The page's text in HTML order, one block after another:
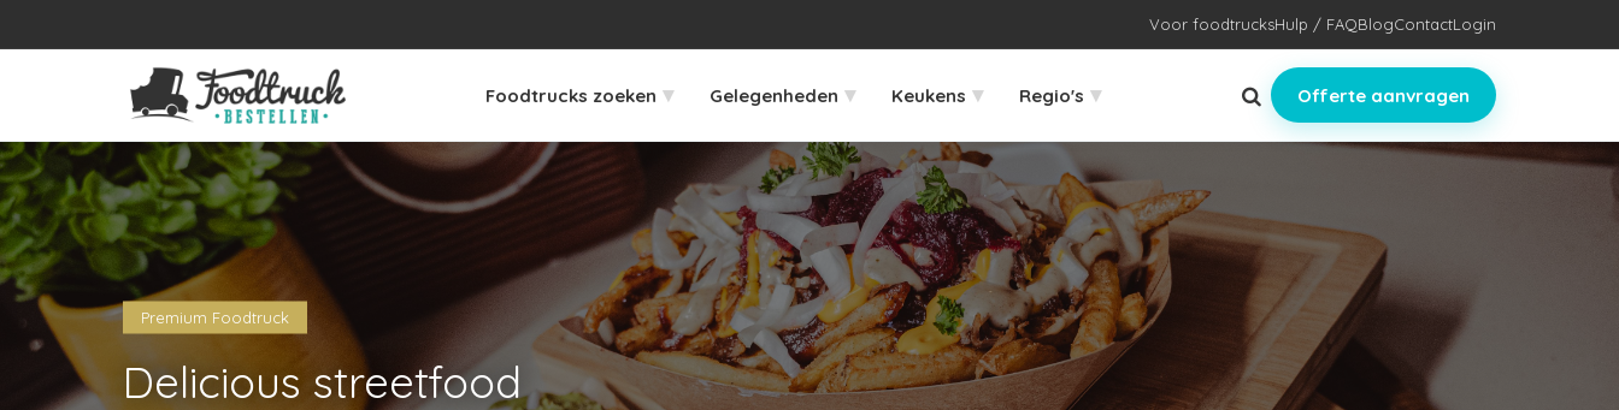
Voor foodtrucksHulp / FAQBlogContactLogin
Foodtrucks zoeken ▾ Gelegenheden ▾ Keukens ▾ Regio's ▾ Offerte aanvragen
Premium Foodtruck
Delicious streetfood